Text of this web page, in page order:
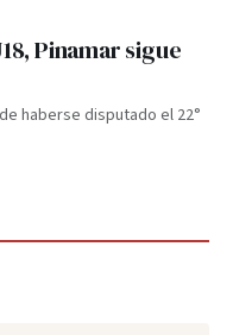
Pinamar sigue
haberse disputado el 22°